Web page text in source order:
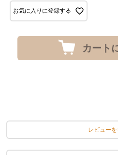
お気に入りに登録する
カート
レビューを